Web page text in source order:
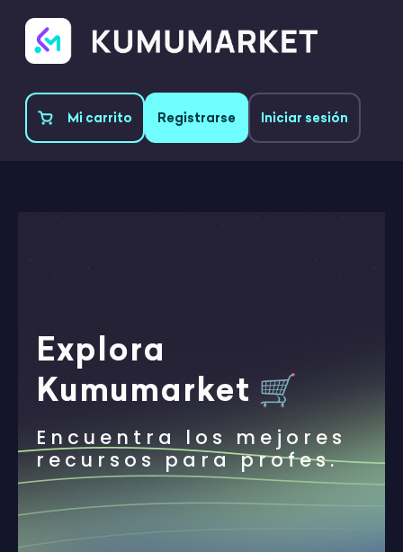
Mi carrito Registrarse Iniciar sesión
Explora
Kumumarket 🛒
Encuentra los mejores
recursos para profes.